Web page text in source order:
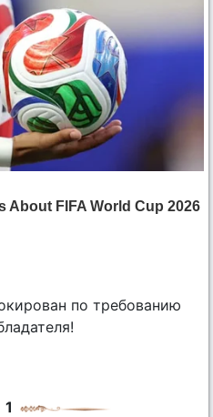
по требованию
1